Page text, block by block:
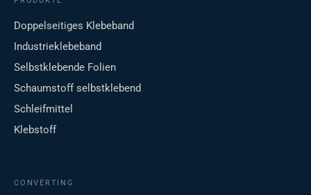
Doppelseitiges Klebeband
Industrieklebeband
Selbstklebende Folien
Schaumstoff selbstklebend
Schleifmittel
Klebstoff
CONVERTING